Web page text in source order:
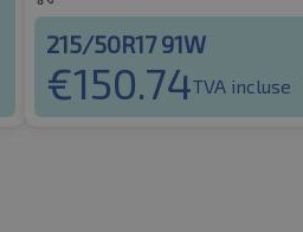
215/50R17 91W
€150.74TVA incluse